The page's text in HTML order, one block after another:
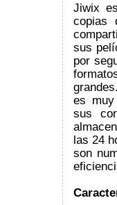
Jiwix
copias
sus
por
es muy
sus
las 24
son